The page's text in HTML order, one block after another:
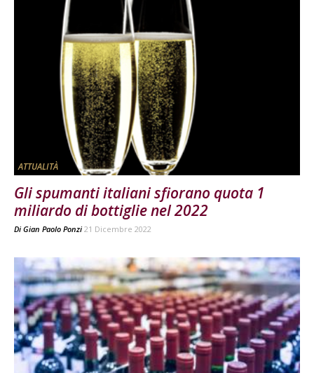
ATTUALITÀ
Gli spumanti italiani sfiorano quota 1
miliardo di bottiglie nel 2022
Di Gian Paolo Ponzi 21 Dicembre 2022